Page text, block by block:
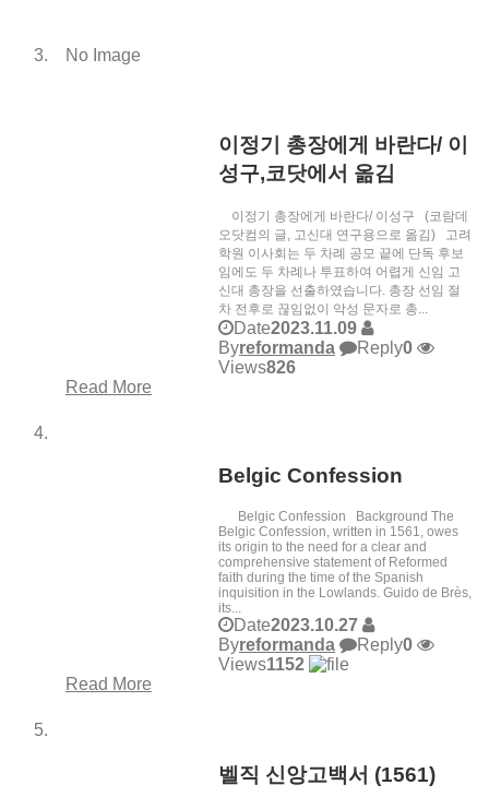
No Image
이정기 총장에게 바란다/ 이
성구,코닷에서 옮김
이정기 총장에게 바란다/ 이성구 (코람데
오닷컴의 글, 고신대 연구용으로 옮김) 고려
학원 이사회는 두 차례 공모 끝에 단독 후보
임에도 두 차례나 투표하여 어렵게 신임 고
신대 총장을 선출하였습니다. 총장 선임 절
차 전후로 끊임없이 악성 문자로 총...
Date2023.11.09
Byreformanda Reply0
Views826
Read More
Belgic Confession
Belgic Confession Background The
Belgic Confession, written in 1561, owes
its origin to the need for a clear and
comprehensive statement of Reformed
faith during the time of the Spanish
inquisition in the Lowlands. Guido de Brès,
its...
Date2023.10.27
Byreformanda Reply0
Views1152
Read More
벨직 신앙고백서 (1561)